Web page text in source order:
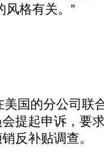
风格有关。”
国的分公司联
提起申诉，要
反补贴调查。